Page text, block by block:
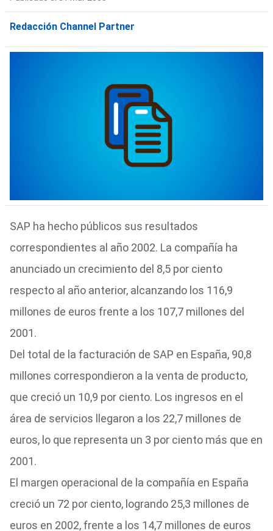
Redacción Channel Partner
SAP ha hecho públicos sus resultados
correspondientes al año 2002. La compañía ha
anunciado un crecimiento del 8,5 por ciento
respecto al año anterior, alcanzando los 116,9
millones de euros frente a los 107,7 millones del
2001.
Del total de la facturación de SAP en España, 90,8
millones correspondieron a la venta de producto,
que creció un 10,9 por ciento. Los ingresos en el
área de servicios llegaron a los 22,7 millones de
euros, lo que representa un 3 por ciento más que en
2001.
El margen operacional de la compañía en España
creció un 72 por ciento, logrando 25,3 millones de
euros en 2002, frente a los 14,7 millones de euros